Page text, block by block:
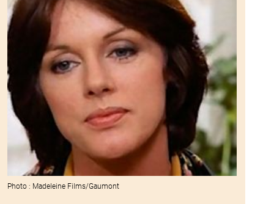
Photo : Madeleine Films/Gaumont